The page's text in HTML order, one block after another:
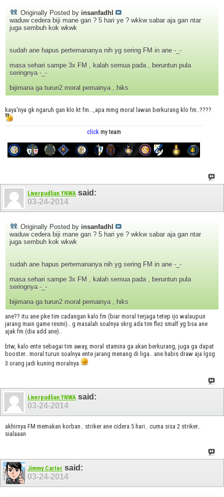
Originally Posted by insanfadhl
waduw cedera biji mane gan ? 5 hari ye ? wkkw sabar aja gan ntar
juga sembuh kok wkwk
sudah ane hapus pertemananya nih yg sering FM in ane -_-
masa sehari sampe 3x FM , kalah semua pada , beruntun pula
seringnya -_-
bijimana ga turun2 moral pemainya , hiks
kaya'nya gk ngaruh gan klo kt fm...,apa mmg moral lawan berkurang klo fm..????
click my team
Liverpudlian YNWA said:
03-24-2014
Originally Posted by insanfadhl
waduw cedera biji mane gan ? 5 hari ye ? wkkw sabar aja gan ntar
juga sembuh kok wkwk
sudah ane hapus pertemananya nih yg sering FM in ane -_-
masa sehari sampe 3x FM , kalah semua pada , beruntun pula
seringnya -_-
bijimana ga turun2 moral pemainya , hiks
ane?? itu ane pke tim cadangan kalo fm (biar moral terjaga tetep ijo walaupun
jarang main game resmi).. g masalah soalnya skrg ada tim flez smalf yg bsa ane
ajak fm (dia add ane)..
btw, kalo ente sebagai tim away, moral stamina ga akan berkurang, juga ga dapat
booster.. moral turun soalnya ente jarang menang di liga.. ane habis draw aja lgsg
3 orang jadi kuning moralnya
Liverpudlian YNWA said:
03-24-2014
akhirnya FM memakan korban.. striker ane cidera 5 hari.. cuma sisa 2 striker..
sialaaan
Jimmy Carter said:
03-24-2014